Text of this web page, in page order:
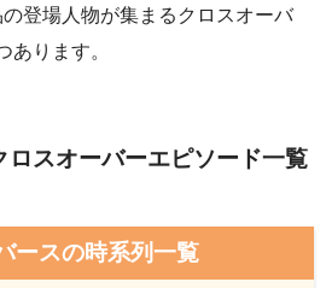
登場人物が集まるクロスオーバ
あります。
ロスオーバーエピソード一覧
ースの時系列一覧